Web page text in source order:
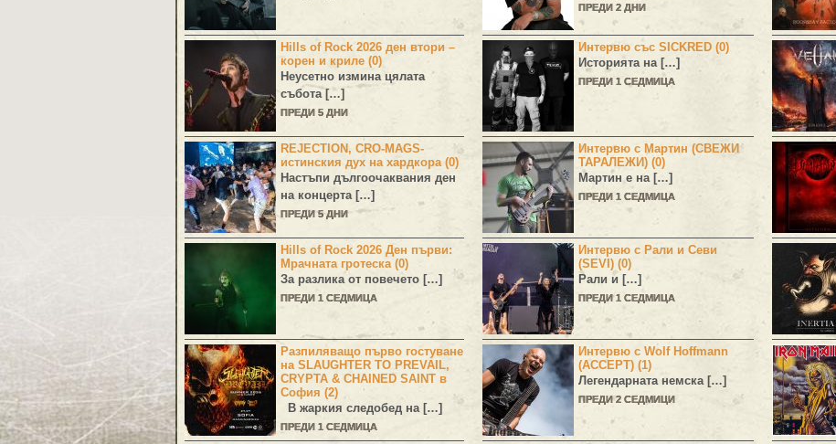
Hills of Rock 2026 ден втори –
корен и криле (0)
Неусетно измина цялата
събота […]
ПРЕДИ 5 ДНИ
REJECTION, CRO-MAGS-
истинския дух на хардкора (0)
Настъпи дългоочаквания ден
на концерта […]
ПРЕДИ 5 ДНИ
Hills of Rock 2026 Ден първи:
Мрачната гротеска (0)
За разлика от повечето […]
ПРЕДИ 1 СЕДМИЦА
Разпиляващо първо гостуване
на SLAUGHTER TO PREVAIL,
CRYPTA & CHAINED SAINT в
София (2)
В жаркия следобед на […]
ПРЕДИ 1 СЕДМИЦА
ПРЕДИ 2 ДНИ
Интервю със SICKRED (0)
Историята на […]
ПРЕДИ 1 СЕДМИЦА
Интервю с Мартин (СВЕЖИ
ТАРАЛЕЖИ) (0)
Мартин е на […]
ПРЕДИ 1 СЕДМИЦА
Интервю с Рали и Севи
(SEVI) (0)
Рали и […]
ПРЕДИ 1 СЕДМИЦА
Интервю с Wolf Hoffmann
(ACCEPT) (1)
Легендарната немска […]
ПРЕДИ 2 СЕДМИЦИ